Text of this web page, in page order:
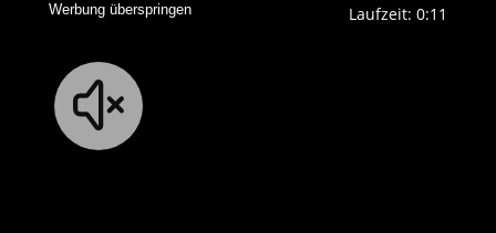
Laufzeit: 0:10
Werbung überspringen